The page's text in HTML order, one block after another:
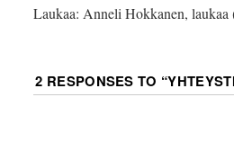
Laukaa: Anneli Hokkanen, laukaa
2 RESPONSES TO “